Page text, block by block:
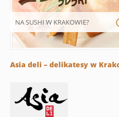
NA SUSHI W KRAKOWIE?
Asia deli – delikatesy w